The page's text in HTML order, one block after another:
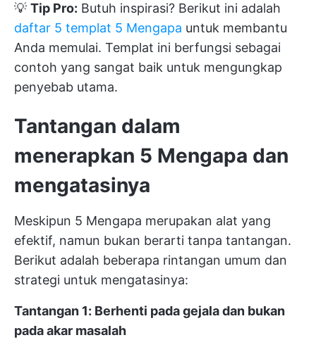
💡 Tip Pro: Butuh inspirasi? Berikut ini adalah
daftar 5 templat 5 Mengapa untuk membantu
Anda memulai. Templat ini berfungsi sebagai
contoh yang sangat baik untuk mengungkap
penyebab utama.
Tantangan dalam
menerapkan 5 Mengapa dan
mengatasinya
Meskipun 5 Mengapa merupakan alat yang
efektif, namun bukan berarti tanpa tantangan.
Berikut adalah beberapa rintangan umum dan
strategi untuk mengatasinya:
Tantangan 1: Berhenti pada gejala dan bukan
pada akar masalah